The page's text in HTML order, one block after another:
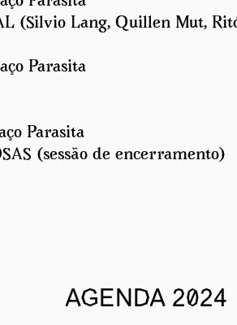
(Silvio Lang, Quillen Mut,
Parasita
Parasita
(sessão de encerramento)
AGENDA 2024